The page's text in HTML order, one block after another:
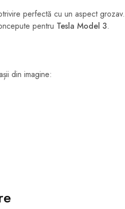
perfectă cu un aspect grozav.
pentru Tesla Model 3.
din imagine: